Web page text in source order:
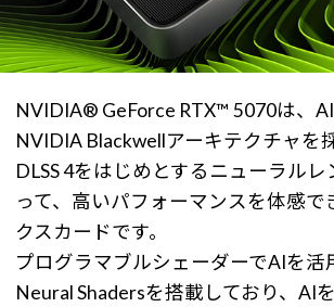
NVIDIA® GeForce RTX™ 5070は、
NVIDIA Blackwellアーキテクチャを
DLSS 4をはじめとするニューラル
って、高いパフォーマンスを体感で
クスカードです。
プログラマブルシェーダーでAIを活
Neural Shadersを搭載しており、AI